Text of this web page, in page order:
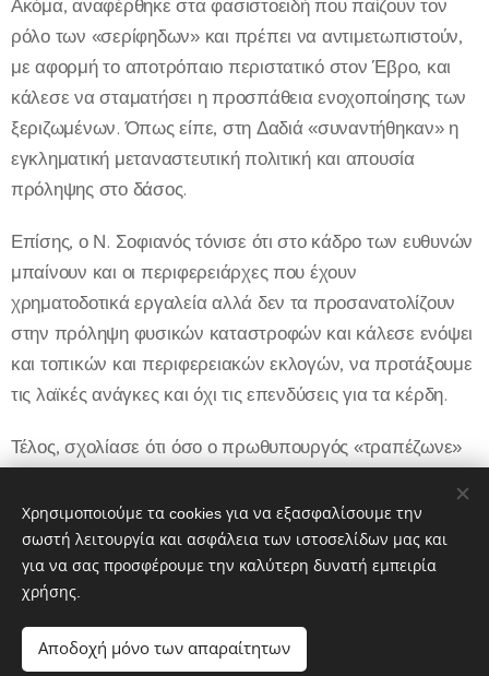
Ακόμα, αναφέρθηκε στα φασιστοειδή που παίζουν τον
ρόλο των «σερίφηδων» και πρέπει να αντιμετωπιστούν,
με αφορμή το αποτρόπαιο περιστατικό στον Έβρο, και
κάλεσε να σταματήσει η προσπάθεια ενοχοποίησης των
ξεριζωμένων. Όπως είπε, στη Δαδιά «συναντήθηκαν» η
εγκληματική μεταναστευτική πολιτική και απουσία
πρόληψης στο δάσος.
Επίσης, ο Ν. Σοφιανός τόνισε ότι στο κάδρο των ευθυνών
μπαίνουν και οι περιφερειάρχες που έχουν
χρηματοδοτικά εργαλεία αλλά δεν τα προσανατολίζουν
στην πρόληψη φυσικών καταστροφών και κάλεσε ενόψει
και τοπικών και περιφερειακών εκλογών, να προτάξουμε
τις λαϊκές ανάγκες και όχι τις επενδύσεις για τα κέρδη.
Τέλος, σχολίασε ότι όσο ο πρωθυπουργός «τραπέζωνε»
Αλεξανδρούπολης στο μακελειό ΝΑΤΟ - Πούτιν, αυτή
καιγόταν.
Χρησιμοποιούμε τα cookies για να εξασφαλίσουμε την
σωστή λειτουργία και ασφάλεια των ιστοσελίδων μας και
για να σας προσφέρουμε την καλύτερη δυνατή εμπειρία
χρήσης.
Αποδοχή μόνο των απαραίτητων